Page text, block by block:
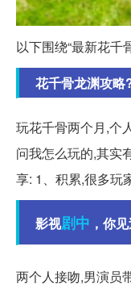
以下围绕“最新花千
花千骨龙渊攻略
玩花千骨两个月,个
问我怎么玩的,其实
享: 1、积累,很多玩
影视剧中 ，你
两个人接吻,男演员